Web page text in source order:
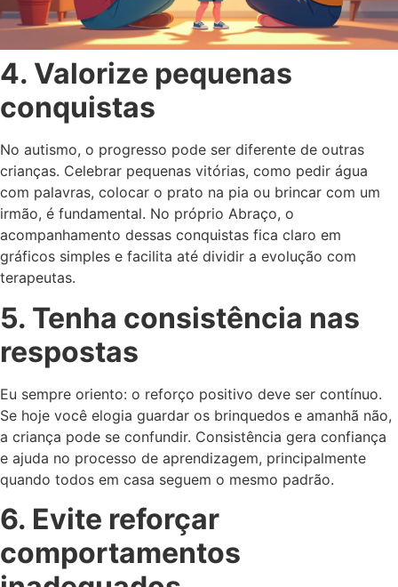
4. Valorize pequenas
conquistas
No autismo, o progresso pode ser diferente de outras
crianças. Celebrar pequenas vitórias, como pedir água
com palavras, colocar o prato na pia ou brincar com um
irmão, é fundamental. No próprio Abraço, o
acompanhamento dessas conquistas fica claro em
gráficos simples e facilita até dividir a evolução com
terapeutas.
5. Tenha consistência nas
respostas
Eu sempre oriento: o reforço positivo deve ser contínuo.
Se hoje você elogia guardar os brinquedos e amanhã não,
a criança pode se confundir. Consistência gera confiança
e ajuda no processo de aprendizagem, principalmente
quando todos em casa seguem o mesmo padrão.
6. Evite reforçar
comportamentos